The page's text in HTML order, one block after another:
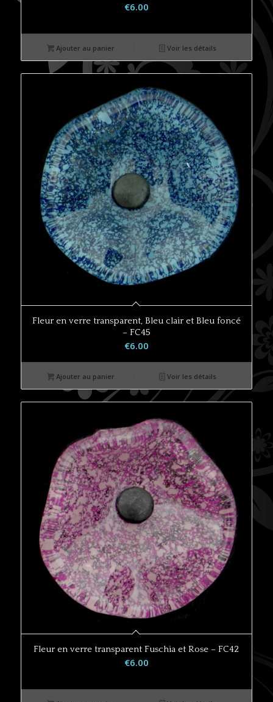
€6.00
Ajouter au panier Voir les détails
Fleur en verre transparent, Bleu clair et Bleu foncé
– FC45
€6.00
Ajouter au panier Voir les détails
Fleur en verre transparent Fuschia et Rose – FC42
€6.00